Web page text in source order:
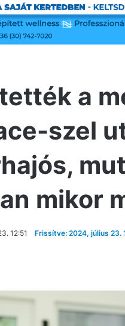
a
szel
mikor
12:51 Frissítve: 2024, július 23.